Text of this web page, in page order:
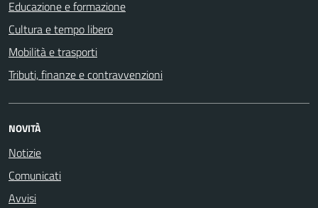
Educazione e formazione
Cultura e tempo libero
Mobilità e trasporti
Tributi, finanze e contravvenzioni
NOVITÀ
Notizie
Comunicati
Avvisi